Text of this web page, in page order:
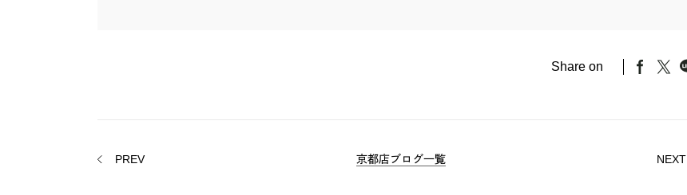
Share on
PREV 京都店ブログ一覧 NEXT